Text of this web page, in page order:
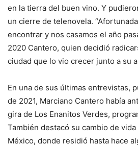
en la tierra del buen vino. Y
un cierre de telenovela.
encontrar y nos casamos el año
2020 Cantero, quien decidió
ciudad que lo vio crecer junto a su
En una de sus últimas entrevistas,
de 2021, Marciano Cantero había
gira de Los Enanitos Verdes,
También destacó su cambio de
México, donde residió hasta hace